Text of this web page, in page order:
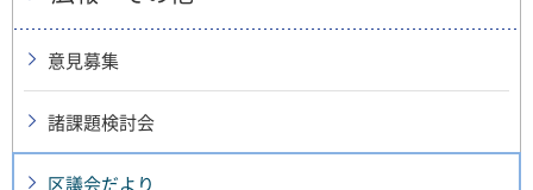
意見募集
諸課題検討会
区議会だより